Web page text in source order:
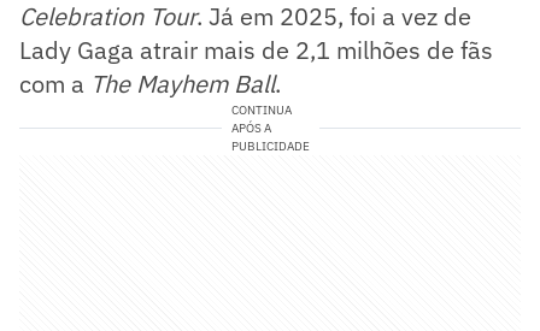
Celebration Tour. Já em 2025, foi a vez de
Lady Gaga atrair mais de 2,1 milhões de fãs
com a The Mayhem Ball.
CONTINUA
APÓS A
PUBLICIDADE